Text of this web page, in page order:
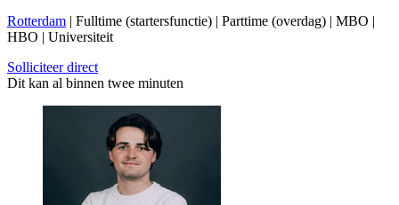
Rotterdam | Fulltime (startersfunctie) | Parttime (overdag) | MBO |
HBO | Universiteit
Solliciteer direct
Dit kan al binnen twee minuten